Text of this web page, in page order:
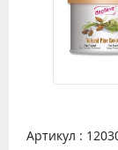
Артикул :